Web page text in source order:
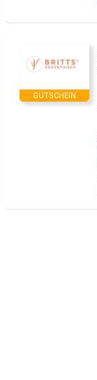
GUTSCHEIN